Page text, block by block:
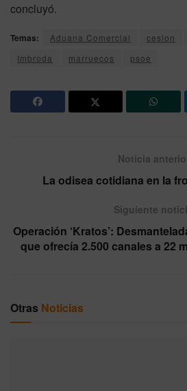
concluyó.
Temas: Aduana Comercial cesion
Imbroda
marruecos psoe
Noticia
La odisea cotidiana en la
Siguiente
Operación ‘Kratos’:
que ofrecía 2.500 canales a 22
Otras Noticias